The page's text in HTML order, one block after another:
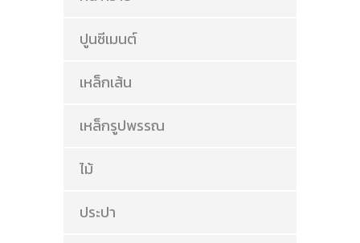
ปูนซีเมนต์
เหล็กเส้น
เหล็กรูปพรรณ
ไม้
ประปา